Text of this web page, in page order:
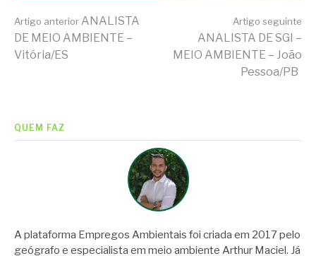
Continue
Artigo anterior ANALISTA
DE MEIO AMBIENTE –
Vitória/ES
Artigo seguinte
ANALISTA DE SGI –
MEIO AMBIENTE – João
Pessoa/PB
QUEM FAZ
A plataforma Empregos Ambientais foi criada em 2017 pelo
geógrafo e especialista em meio ambiente Arthur Maciel. Já